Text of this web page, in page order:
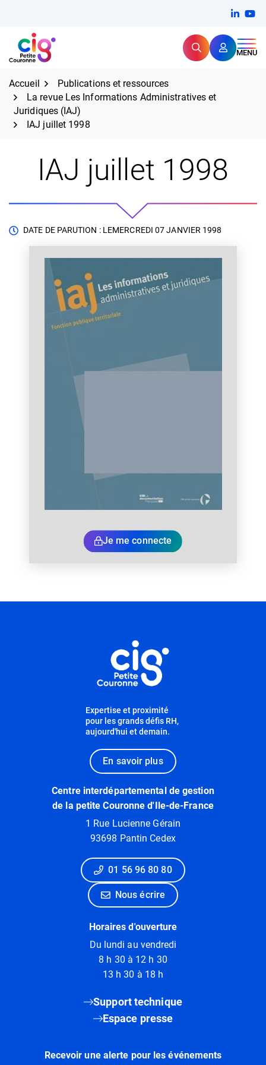
contenu
CIG Petite Couronne RechercherMENU
Expertise et proximité pour
Accueil
Publications et ressources
La revue Les Informations Administratives et
Juridiques (IAJ)
IAJ juillet 1998
IAJ juillet 1998
DATE DE PARUTION : LEMERCREDI 07 JANVIER 1998
Je me connecte
Expertise et proximité
pour les grands défis RH,
aujourd'hui et demain.
En savoir plus
Centre interdépartemental de gestion
de la petite Couronne d'Ile-de-France
1 Rue Lucienne Gérain
93698 Pantin Cedex
01 56 96 80 80
Nous écrire
Horaires d'ouverture
Du lundi au vendredi
8 h 30 à 12 h 30
13 h 30 à 18 h
Support technique
Espace presse
Recevoir une alerte pour les événements